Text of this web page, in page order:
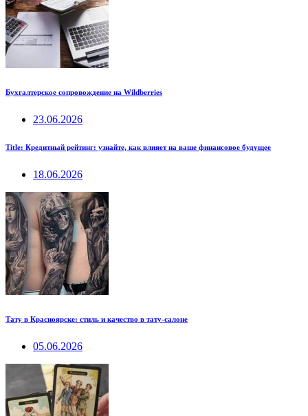
Бухгалтерское сопровождение на Wildberries
23.06.2026
Title: Кредитный рейтинг: узнайте, как влияет на ваше финансовое будущее
18.06.2026
Тату в Красноярске: стиль и качество в тату-салоне
05.06.2026